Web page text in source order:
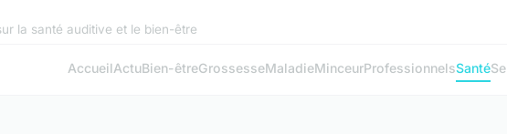
la santé auditive et le bien-être
AccueilActuBien-êtreGrossesseMaladieMinceurProfessionnelsSanté